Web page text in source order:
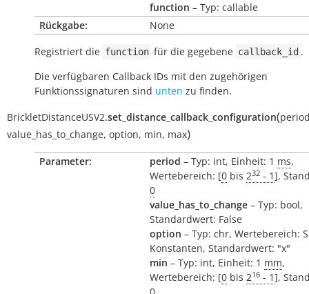
function – Typ: callable
Rückgabe:
None
Registriert die function für die gegebene callback_id .
Die verfügbaren Callback IDs mit den zugehörigen
Funktionssignaturen sind unten zu finden.
BrickletDistanceUSV2.set_distance_callback_configuration(
value_has_to_change, option, min, max)
Parameter: period – Typ: int, Einheit: 1 ms,
Wertebereich: [0 bis 232 - 1],
0
value_has_to_change – Typ: bool,
Standardwert: False
option – Typ: chr, Wertebereich:
Konstanten, Standardwert: "x"
min – Typ: int, Einheit: 1 mm,
Wertebereich: [0 bis 216 - 1],